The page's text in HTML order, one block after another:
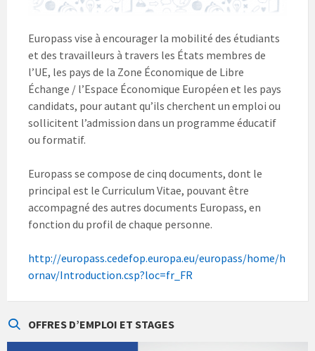
Europass vise à encourager la mobilité des étudiants
et des travailleurs à travers les États membres de
l’UE, les pays de la Zone Économique de Libre
Échange / l’Espace Économique Européen et les pays
candidats, pour autant qu’ils cherchent un emploi ou
sollicitent l’admission dans un programme éducatif
ou formatif.
Europass se compose de cinq documents, dont le
principal est le Curriculum Vitae, pouvant être
accompagné des autres documents Europass, en
fonction du profil de chaque personne.
http://europass.cedefop.europa.eu/europass/home/h
ornav/Introduction.csp?loc=fr_FR
OFFRES D’EMPLOI ET STAGES